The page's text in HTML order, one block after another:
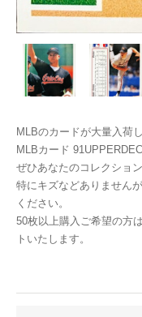
MLBのカードが大量入荷
MLBカード
ぜひあなたのコレクショ
特にキズなどありません
ください。
50枚以上購入ご希望の方
トいたします。